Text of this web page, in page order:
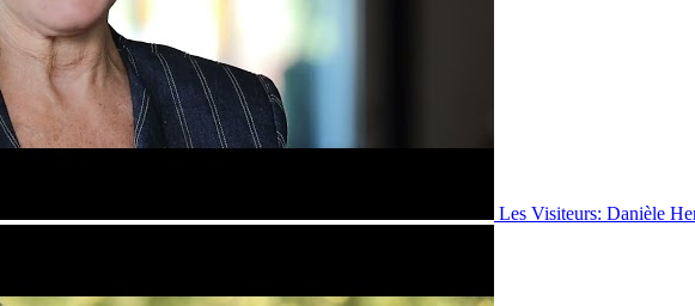
Les Visiteurs: Danièle